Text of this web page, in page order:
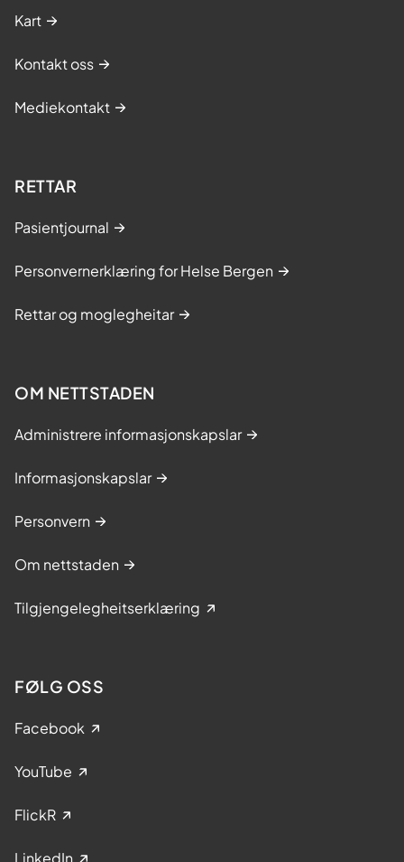
Kart
Kontakt oss
Mediekontakt
RETTAR
Pasientjournal
Personvernerklæring for Helse Bergen
Rettar og moglegheitar
OM NETTSTADEN
Administrere informasjonskapslar
Informasjonskapslar
Personvern
Om nettstaden
Tilgjengelegheitserklæring
FØLG OSS
Facebook
YouTube
FlickR
LinkedIn